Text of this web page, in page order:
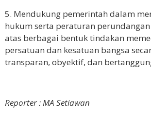
5. Mendukung pemerintah dalam
hukum serta peraturan
atas berbagai bentuk tindakan
persatuan dan kesatuan bangsa
transparan, obyektif, dan
Reporter : MA Setiawan